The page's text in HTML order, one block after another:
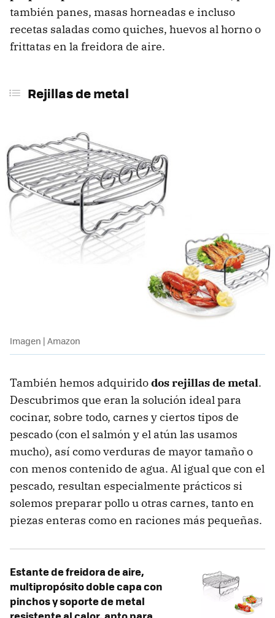
también panes, masas horneadas e incluso
recetas saladas como quiches, huevos al horno o
frittatas en la freidora de aire.
Rejillas de metal
Imagen | Amazon
También hemos adquiridodos rejillas de metal.
Descubrimos que eran la solución ideal para
cocinar, sobre todo, carnes y ciertos tipos de
pescado (con el salmón y el atún las usamos
mucho), así como verduras de mayor tamaño o
con menos contenido de agua. Al igual que con el
pescado, resultan especialmente prácticos si
solemos preparar pollo u otras carnes, tanto en
piezas enteras como en raciones más pequeñas.
Estante de freidora de aire,
multipropósito doble capa con
pinchos y soporte de metal